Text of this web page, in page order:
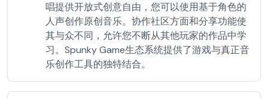
唱提供开放式创意自由，您可以使用基于角色的
人声创作原创音乐。协作社区方面和分享功能使
其与众不同，允许您不断从其他玩家的作品中学
习。Spunky Game生态系统提供了游戏与真正音
乐创作工具的独特结合。